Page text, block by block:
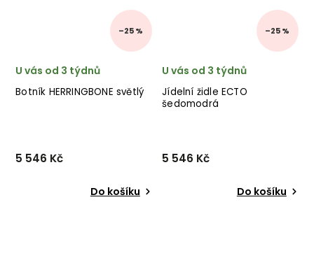
–25 %
Botník HERRINGBONE světlý
U vás od 3 týdnů
5 546 Kč
Do košíku
–25 %
Jídelní židle ECTO
šedomodrá
U vás od 3 týdnů
5 546 Kč
Do košíku